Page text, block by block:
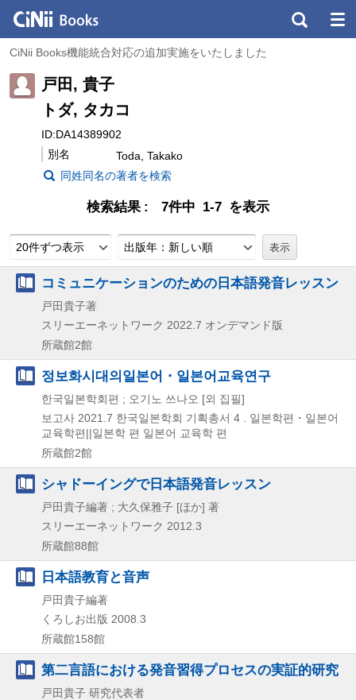
CiNii Books機能統合対応の追加実施をいたしました
戸田, 貴子
トダ, タカコ
ID:DA14389902
別名
Toda, Takako
同姓同名の著者を検索
検索結果 7件中 1-7 を表示
20件ずつ表示 出版年：新しい順
コミュニケーションのための日本語発音レッスン
戸田貴子著
スリーエーネットワーク 2022.7 オンデマンド版
所蔵館2館
정보화시대의일본어・일본어교육연구
한국일본학회편 ; 오기노 쓰나오 [외 집필]
보고사 2021.7 한국일본학회 기획총서 4 . 일본학편・일본어
교육학편||일본학 편 일본어 교육학 편
所蔵館2館
シャドーイングで日本語発音レッスン
戸田貴子編著 ; 大久保雅子 [ほか] 著
スリーエーネットワーク 2012.3
所蔵館88館
日本語教育と音声
戸田貴子編著
くろしお出版 2008.3
所蔵館158館
第二言語における発音習得プロセスの実証的研究
戸田貴子 研究代表者